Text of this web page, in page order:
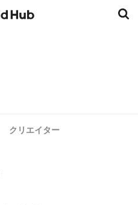
クリエイター